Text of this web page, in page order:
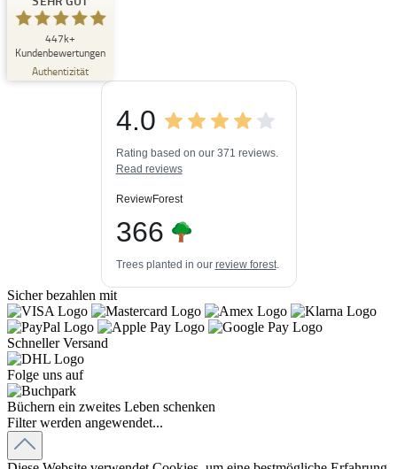
447k+
Kundenbewertungen
Authentizität
SEHR GUT
4,84
/
5,00
3
ProvenExpert.com
Blick aufs ProvenExpert-Profil werfen
03.08.2026
4.0
Rating based on our 371 reviews.
Read reviews
ReviewForest
366
Trees planted in our review forest.
Sicher bezahlen mit
Schneller Versand
Folge uns auf
Büchern ein zweites Leben schenken
Filter werden angewendet...